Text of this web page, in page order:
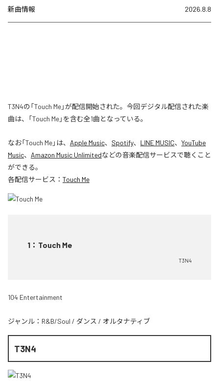
新曲情報 2026.8.8
T3N4の「Touch Me」が配信開始された。今回デジタル配信された楽
曲は、「Touch Me」を含む全1曲となっている。
なお「Touch Me」は、 Apple Music、 Spotify、 LINE MUSIC、 YouTube
Music、 Amazon Music Unlimitedなどの音楽配信サービスで聴くこと
ができる。
各配信サービス： Touch Me
1 ： Touch Me
T3N4
104 Entertainment
ジャンル： R&B/Soul / ダンス / オルタナティブ
T3N4